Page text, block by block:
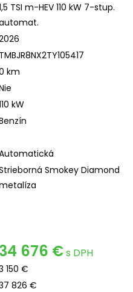
TSI m-HEV 110 kW 7-stup.
TMBJR8NX2TY105417
km
kW
Smokey Diamond
34 676 €s DPH
150 €
826 €